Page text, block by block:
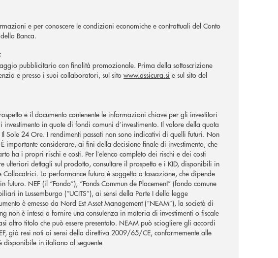
e per conoscere le condizioni economiche e contrattuali del Conto
Banca.
pubblicitario con finalità promozionale. Prima della sottoscrizione
e presso i suoi collaboratori, sul sito www.assicura.si e sul sito del
e il documento contenente le informazioni chiave per gli investitori
in quote di fondi comuni d’investimento. Il valore della quota
Il Sole 24 Ore. I rendimenti passati non sono indicativi di quelli futuri. Non
considerare, ai fini della decisione finale di investimento, che
ha i propri rischi e costi. Per l’elenco completo dei rischi e dei costi
dettagli sul prodotto, consultare il prospetto e i KID, disponibili in
Collocatrici. La performance futura è soggetta a tassazione, che dipende
NEF (il “Fondo”), “Fonds Commun de Placement” (fondo comune
in Lussemburgo (“UCITS”), ai sensi della Parte I della legge
è emesso da Nord Est Asset Management (“NEAM”), la società di
non è intesa a fornire una consulenza in materia di investimenti o fiscale
altro titolo che può essere presentato. NEAM può sciogliere gli accordi
già resi noti ai sensi della direttiva 2009/65/CE, conformemente alle
in italiano al seguente